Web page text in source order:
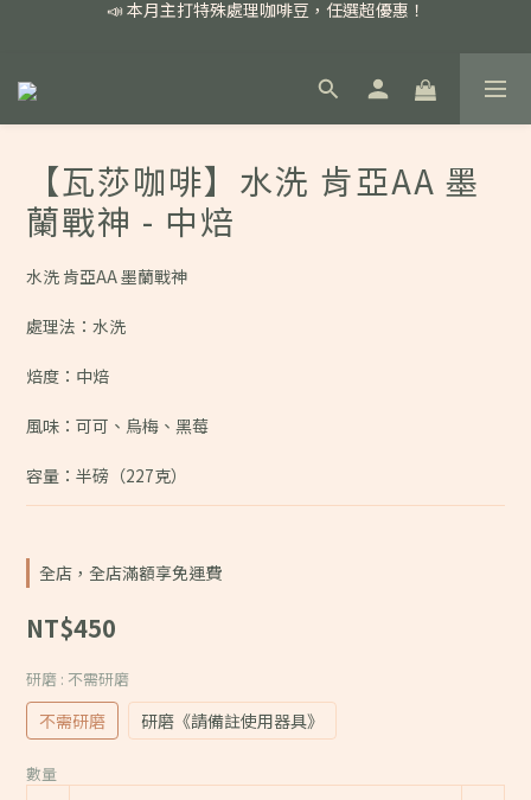
📣 📣 新加入會員即享百元購物金，消費滿額再享免運費！
📣 本月主打特殊處理咖啡豆，任選超優惠！
【瓦莎咖啡】水洗 肯亞AA 墨
蘭戰神 - 中焙
水洗 肯亞AA 墨蘭戰神
處理法：水洗
焙度：中焙
風味：可可、烏梅、黑莓
容量：半磅（227克）
全店，全店滿額享免運費
NT$450
研磨 : 不需研磨
不需研磨 研磨《請備註使用器具》
數量